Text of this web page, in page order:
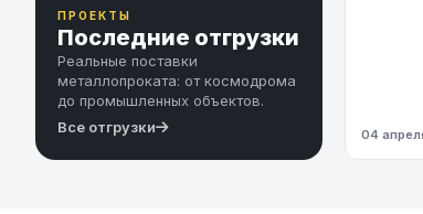
ПРОЕКТЫ
Последние отгрузки
Реальные поставки
металлопроката: от космодрома
до промышленных объектов.
Все отгрузки
04